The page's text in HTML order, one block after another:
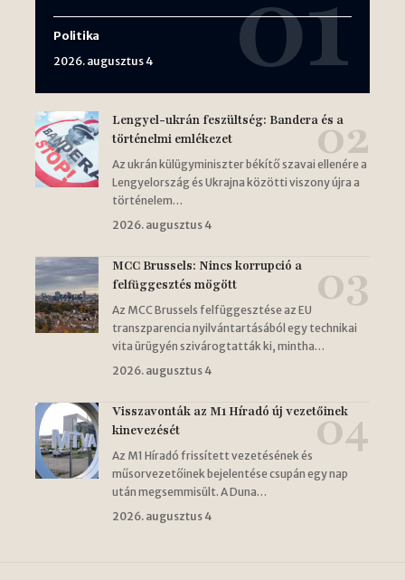
Politika
2026. augusztus 4
Lengyel-ukrán feszültség: Bandera és a
történelmi emlékezet
Az ukrán külügyminiszter békítő szavai ellenére a
Lengyelország és Ukrajna közötti viszony újra a
történelem…
2026. augusztus 4
MCC Brussels: Nincs korrupció a
felfüggesztés mögött
Az MCC Brussels felfüggesztése az EU
transzparencia nyilvántartásából egy technikai
vita ürügyén szivárogtatták ki, mintha…
2026. augusztus 4
Visszavonták az M1 Híradó új vezetőinek
kinevezését
Az M1 Híradó frissített vezetésének és
műsorvezetőinek bejelentése csupán egy nap
után megsemmisült. A Duna…
2026. augusztus 4